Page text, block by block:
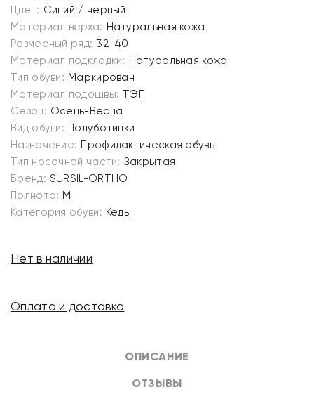
ОПИСАНИЕ
ОТЗЫВЫ
Цвет: Синий / черный
Материал верха: Натуральная кожа
Размерный ряд: 32-40
Материал подкладки: Натуральная кожа
Тип обуви: Маркирован
Материал подошвы: ТЭП
Сезон: Осень-Весна
Вид обуви: Полуботинки
Назначение: Профилактическая обувь
Тип носочной части: Закрытая
Бренд: SURSIL-ORTHO
Полнота: M
Категория обуви: Кеды
Нет в наличии
Оплата и доставка